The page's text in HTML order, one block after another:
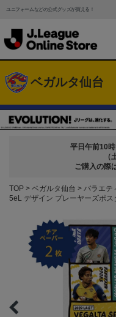
ユニフォームなどの公式グッズが買える！
ベガルタ仙台
平日午前10時
（
ご購入の際
TOP ベガルタ仙台
バラエテ
5eL デザイン プレーヤーズポ